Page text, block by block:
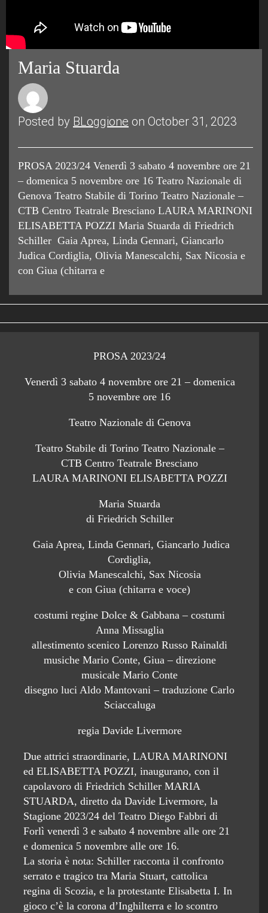
Maria Stuarda
Posted by BLoggione on October 31, 2023
PROSA 2023/24 Venerdì 3 sabato 4 novembre ore 21
– domenica 5 novembre ore 16 Teatro Nazionale di
Genova Teatro Stabile di Torino Teatro Nazionale –
CTB Centro Teatrale Bresciano LAURA MARINONI
ELISABETTA POZZI Maria Stuarda di Friedrich
Schiller Gaia Aprea, Linda Gennari, Giancarlo
Judica Cordiglia, Olivia Manescalchi, Sax Nicosia e
con Giua (chitarra e
PROSA 2023/24
Venerdì 3 sabato 4 novembre ore 21 – domenica
5 novembre ore 16
Teatro Nazionale di Genova
Teatro Stabile di Torino Teatro Nazionale –
CTB Centro Teatrale Bresciano
LAURA MARINONI ELISABETTA POZZI
Maria Stuarda
di Friedrich Schiller
Gaia Aprea, Linda Gennari, Giancarlo Judica
Cordiglia,
Olivia Manescalchi, Sax Nicosia
e con Giua (chitarra e voce)
costumi regine Dolce & Gabbana – costumi
Anna Missaglia
allestimento scenico Lorenzo Russo Rainaldi
musiche Mario Conte, Giua – direzione
musicale Mario Conte
disegno luci Aldo Mantovani – traduzione Carlo
Sciaccaluga
regia Davide Livermore
Due attrici straordinarie, LAURA MARINONI
ed ELISABETTA POZZI, inaugurano, con il
capolavoro di Friedrich Schiller MARIA
STUARDA, diretto da Davide Livermore, la
Stagione 2023/24 del Teatro Diego Fabbri di
Forlì venerdì 3 e sabato 4 novembre alle ore 21
e domenica 5 novembre alle ore 16.
La storia è nota: Schiller racconta il confronto
serrato e tragico tra Maria Stuart, cattolica
regina di Scozia, e la protestante Elisabetta I. In
gioco c’è la corona d’Inghilterra e lo scontro